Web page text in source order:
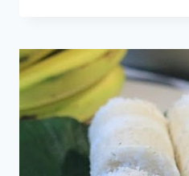
പഞ്ഞിപോലെ
സോഫ്റ്റ്
ആയ
പാലപ്പം
കിട്ടാൻ
ഇതുപോലെ
ഉണ്ടാക്കി
നോക്കൂ!!